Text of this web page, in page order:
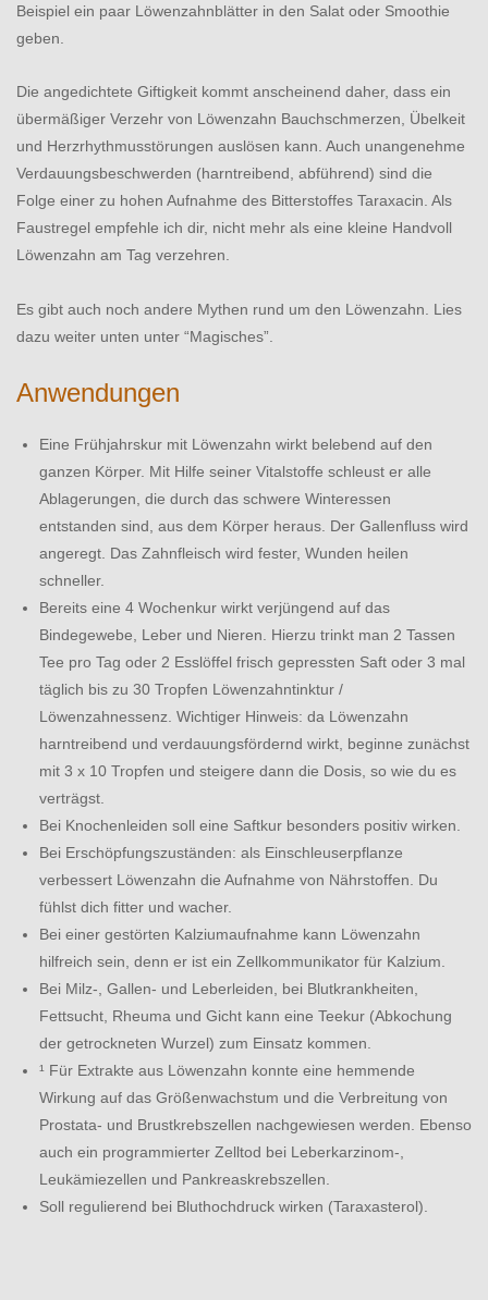
Beispiel ein paar Löwenzahnblätter in den Salat oder Smoothie
geben.
Die angedichtete Giftigkeit kommt anscheinend daher, dass ein
übermäßiger Verzehr von Löwenzahn Bauchschmerzen, Übelkeit
und Herzrhythmusstörungen auslösen kann. Auch unangenehme
Verdauungsbeschwerden (harntreibend, abführend) sind die
Folge einer zu hohen Aufnahme des Bitterstoffes Taraxacin. Als
Faustregel empfehle ich dir, nicht mehr als eine kleine Handvoll
Löwenzahn am Tag verzehren.
Es gibt auch noch andere Mythen rund um den Löwenzahn. Lies
dazu weiter unten unter “Magisches”.
Anwendungen
Eine Frühjahrskur mit Löwenzahn wirkt belebend auf den
ganzen Körper. Mit Hilfe seiner Vitalstoffe schleust er alle
Ablagerungen, die durch das schwere Winteressen
entstanden sind, aus dem Körper heraus. Der Gallenfluss wird
angeregt. Das Zahnfleisch wird fester, Wunden heilen
schneller.
Bereits eine 4 Wochenkur wirkt verjüngend auf das
Bindegewebe, Leber und Nieren. Hierzu trinkt man 2 Tassen
Tee pro Tag oder 2 Esslöffel frisch gepressten Saft oder 3 mal
täglich bis zu 30 Tropfen Löwenzahntinktur /
Löwenzahnessenz. Wichtiger Hinweis: da Löwenzahn
harntreibend und verdauungsfördernd wirkt, beginne zunächst
mit 3 x 10 Tropfen und steigere dann die Dosis, so wie du es
verträgst.
Bei Knochenleiden soll eine Saftkur besonders positiv wirken.
Bei Erschöpfungszuständen: als Einschleuserpflanze
verbessert Löwenzahn die Aufnahme von Nährstoffen. Du
fühlst dich fitter und wacher.
Bei einer gestörten Kalziumaufnahme kann Löwenzahn
hilfreich sein, denn er ist ein Zellkommunikator für Kalzium.
Bei Milz-, Gallen- und Leberleiden, bei Blutkrankheiten,
Fettsucht, Rheuma und Gicht kann eine Teekur (Abkochung
der getrockneten Wurzel) zum Einsatz kommen.
¹ Für Extrakte aus Löwenzahn konnte eine hemmende
Wirkung auf das Größenwachstum und die Verbreitung von
Prostata- und Brustkrebszellen nachgewiesen werden. Ebenso
auch ein programmierter Zelltod bei Leberkarzinom-,
Leukämiezellen und Pankreaskrebszellen.
Soll regulierend bei Bluthochdruck wirken (Taraxasterol).